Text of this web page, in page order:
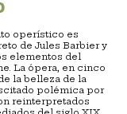
operístico es
de Jules Barbier y
elementos del
La ópera, en cinco
la belleza de la
polémica por
reinterpretados